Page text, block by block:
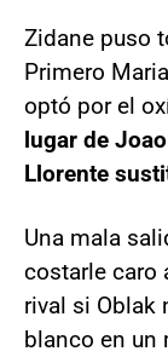
Zidane puso
Primero
optó por el
lugar de
Llorente
Una mala
costarle caro
rival si Oblak
blanco en un